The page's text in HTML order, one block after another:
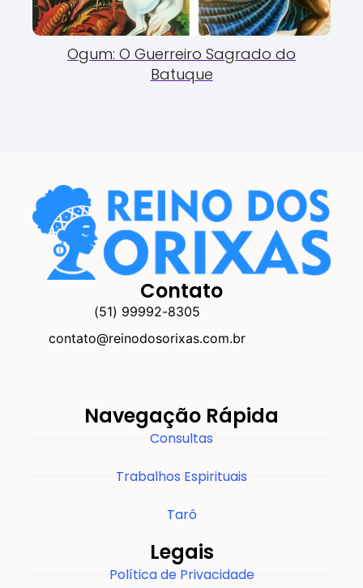
Ogum: O Guerreiro Sagrado do
Batuque
Contato
(51) 99992-8305
contato@reinodosorixas.com.br
Navegação Rápida
Consultas
Trabalhos Espirituais
Tarô
Legais
Política de Privacidade